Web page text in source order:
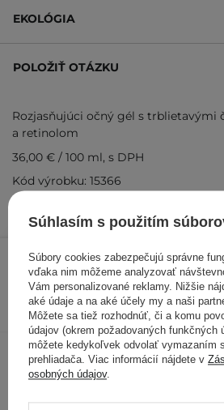
10,80 € 13,40 € ks
EKOLÓGIA
POLOŽIŤ OTÁZKU
Rozjasňujúci očný gél s trblietavými
a retinolom
36,00 € / 100 ml, s DPH
Kód výrobku: 15366
Kontrolovali aj
Súhlasím s použitím
Súbory cookies zabezpečujú správne
vďaka nim môžeme analyzovať
Vám personalizované reklamy. Nižšie
aké údaje a na aké účely my a naši
Môžete sa tiež rozhodnúť, či a komu
údajov (okrem požadovaných funkčných
môžete kedykoľvek odvolať vymazaním
prehliadača. Viac informácií nájdete v
osobných údajov.